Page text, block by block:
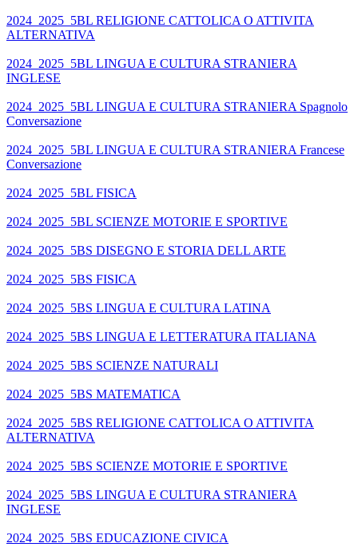
2024_2025_5BL RELIGIONE CATTOLICA O ATTIVITA
ALTERNATIVA
2024_2025_5BL LINGUA E CULTURA STRANIERA
INGLESE
2024_2025_5BL LINGUA E CULTURA STRANIERA Spagnolo
Conversazione
2024_2025_5BL LINGUA E CULTURA STRANIERA Francese
Conversazione
2024_2025_5BL FISICA
2024_2025_5BL SCIENZE MOTORIE E SPORTIVE
2024_2025_5BS DISEGNO E STORIA DELL ARTE
2024_2025_5BS FISICA
2024_2025_5BS LINGUA E CULTURA LATINA
2024_2025_5BS LINGUA E LETTERATURA ITALIANA
2024_2025_5BS SCIENZE NATURALI
2024_2025_5BS MATEMATICA
2024_2025_5BS RELIGIONE CATTOLICA O ATTIVITA
ALTERNATIVA
2024_2025_5BS SCIENZE MOTORIE E SPORTIVE
2024_2025_5BS LINGUA E CULTURA STRANIERA
INGLESE
2024_2025_5BS EDUCAZIONE CIVICA